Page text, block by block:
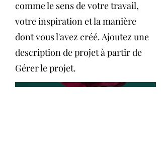
comme le sens de votre travail,
votre inspiration et la manière
dont vous l'avez créé. Ajoutez une
description de projet à partir de
Gérer le projet.